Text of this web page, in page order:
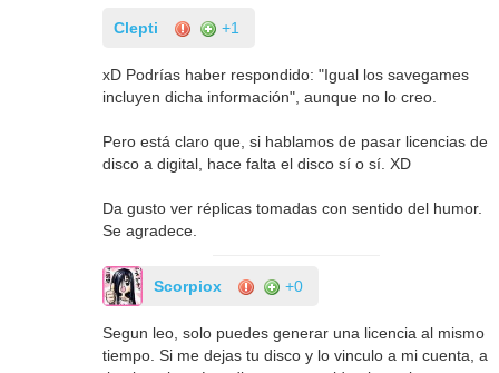
Clepti +1
xD Podrías haber respondido: "Igual los savegames
incluyen dicha información", aunque no lo creo.
Pero está claro que, si hablamos de pasar licencias de
disco a digital, hace falta el disco sí o sí. XD
Da gusto ver réplicas tomadas con sentido del humor.
Se agradece.
Scorpiox +0
Segun leo, solo puedes generar una licencia al mismo
tiempo. Si me dejas tu disco y lo vinculo a mi cuenta, a